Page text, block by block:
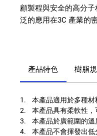
顧製程與安全的高分
泛的應用在3C 產業的
產品特色 樹脂
1. 本產品適用於多種材
2. 本產品具有柔軟性，
3. 本產品於廣範圍的溫
4. 本產品不會揮發出低